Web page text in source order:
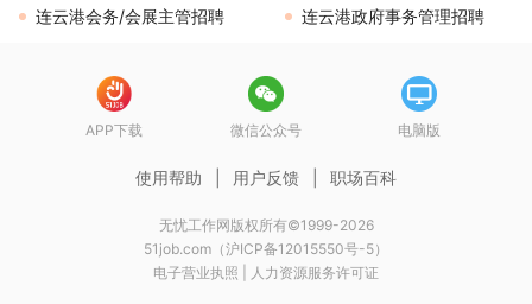
连云港会务/会展主管招聘
连云港政府事务管理招聘
APP下载 微信公众号 电脑版
使用帮助 用户反馈 职场百科
无忧工作网版权所有©1999-2026
51job.com（沪ICP备12015550号-5）
电子营业执照
人力资源服务许可证